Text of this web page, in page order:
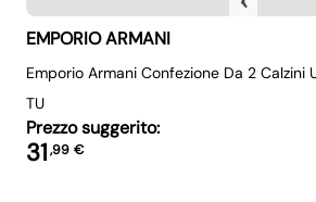
EMPORIO ARMANI
Emporio Armani Confezione Da 2 Calzini
TU
Prezzo suggerito:
31,99 €